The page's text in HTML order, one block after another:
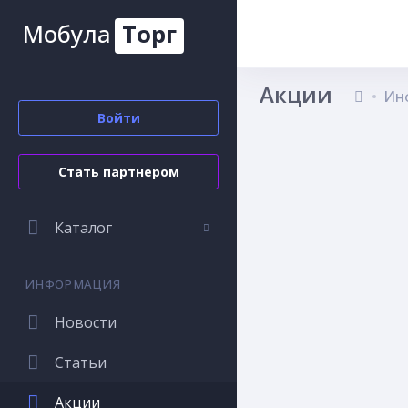
Мобула Торг
Войти
Стать партнером
Каталог
ИНФОРМАЦИЯ
Новости
Статьи
Акции
Акции